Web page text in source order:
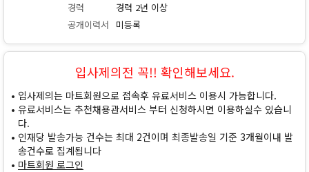
경력
경력 2년 이상
공개이력서
미등록
입사제의전 꼭!! 확인해보세요.
입사제의는 마트회원으로 접속후 유료서비스 이용시 가능합니다.
유료서비스는 추천채용관서비스 부터 신청하시면 이용하실수 있습니
다.
인재당 발송가능 건수는 최대 2건이며 최종발송일 기준 3개월이내 발
송건수로 집계됩니다
마트회원 로그인